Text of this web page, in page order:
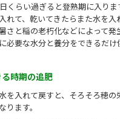
くらい過ぎると登熟期に入り
れて、乾いてきたらまた水を
さと稲の老朽化などによって発
必要な水分と養分をできるだ
時期の追肥
を入れて戻すと、そろそろ穂の
ります。